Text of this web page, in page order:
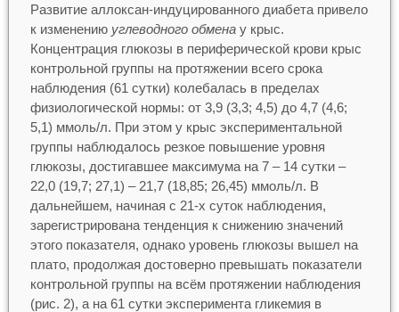
Развитие аллоксан-индуцированного диабета привело
к изменению углеводного обменау крыс.
Концентрация глюкозы в периферической крови крыс
контрольной группы на протяжении всего срока
наблюдения (61 сутки) колебалась в пределах
физиологической нормы: от 3,9 (3,3; 4,5) до 4,7 (4,6;
5,1) ммоль/л. При этом у крыс экспериментальной
группы наблюдалось резкое повышение уровня
глюкозы, достигавшее максимума на 7 – 14 сутки –
22,0 (19,7; 27,1) – 21,7 (18,85; 26,45) ммоль/л. В
дальнейшем, начиная с 21-х суток наблюдения,
зарегистрирована тенденция к снижению значений
этого показателя, однако уровень глюкозы вышел на
плато, продолжая достоверно превышать показатели
контрольной группы на всём протяжении наблюдения
(рис. 2), а на 61 сутки эксперимента гликемия в